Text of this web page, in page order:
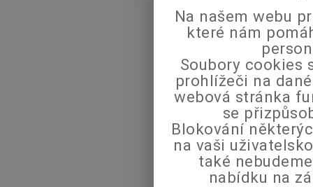
Na našem webu
které nám
Soubory cookies
prohlížeči na
webová stránka
se
Blokování
na vaši
také
nabídku na